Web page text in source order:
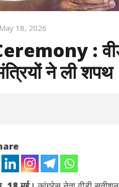
May 18, 2026
:
ने ली शपथ